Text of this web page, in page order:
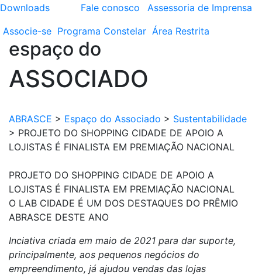
Downloads
Fale conosco
Assessoria de Imprensa
Associe-se Programa Constelar Área Restrita
espaço do
ASSOCIADO
ABRASCE > Espaço do Associado > Sustentabilidade
> PROJETO DO SHOPPING CIDADE DE APOIO A
LOJISTAS É FINALISTA EM PREMIAÇÃO NACIONAL
PROJETO DO SHOPPING CIDADE DE APOIO A
LOJISTAS É FINALISTA EM PREMIAÇÃO NACIONAL
O LAB CIDADE É UM DOS DESTAQUES DO PRÊMIO
ABRASCE DESTE ANO
Inciativa criada em maio de 2021 para dar suporte,
principalmente, aos pequenos negócios do
empreendimento, já ajudou vendas das lojas